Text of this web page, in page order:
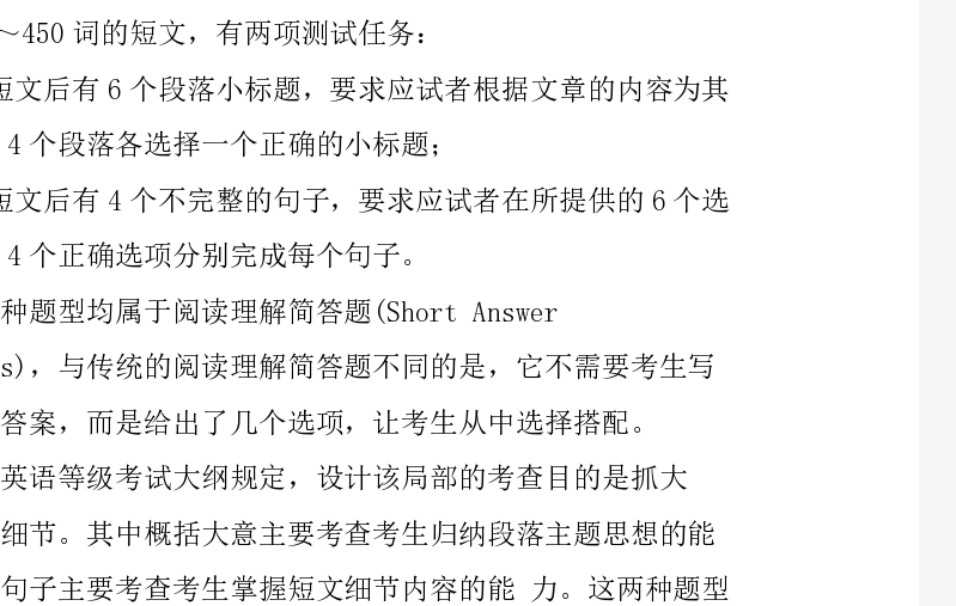
技巧，从句子、语篇的层次把握文章的重要事实和细节。
下面，提供一些解题技巧供您参考：
先阅读选择项，寻找关键词，确定所考段落，然后读一段话，
(2)短文后有4个不完整的句子，要求应试者在所提供的6个选
项中选择4个正确选项分别完成每个句子。
这两种题型均属于阅读理解简答题(ShortAnswer
Questions)，与传统的阅读理解简答题不同的是，它不需要考生写
职称英语等级考试大纲规定，设计该局部的考查目的是抓大
意、掌握细节。其中概括大意主要考查考生归纳段落主题思想的能
力；完成句子主要考查考生掌握短文细节内容的能力。这两种题型